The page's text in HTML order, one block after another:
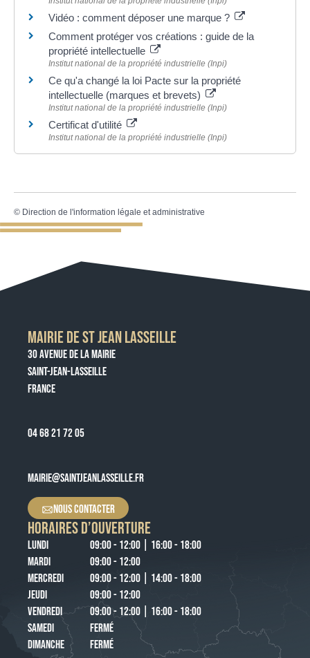
Vidéo : comment déposer une marque ?
Comment protéger vos créations : guide de la
propriété intellectuelle
Institut national de la propriété industrielle (Inpi)
Ce qu'a changé la loi Pacte sur la propriété
intellectuelle (marques et brevets)
Institut national de la propriété industrielle (Inpi)
Certificat d'utilité
Institut national de la propriété industrielle (Inpi)
© Direction de l'information légale et administrative
MAIRIE DE ST JEAN LASSEILLE
30 AVENUE DE LA MAIRIE
SAINT-JEAN-LASSEILLE
FRANCE
04 68 21 72 05
MAIRIE@SAINTJEANLASSEILLE.FR
NOUS CONTACTER
HORAIRES D’OUVERTURE
LUNDI
09:00 - 12:00 | 16:00 - 18:00
MARDI
09:00 - 12:00
MERCREDI
09:00 - 12:00 | 14:00 - 18:00
JEUDI
09:00 - 12:00
VENDREDI
09:00 - 12:00 | 16:00 - 18:00
SAMEDI
FERMÉ
DIMANCHE
FERMÉ